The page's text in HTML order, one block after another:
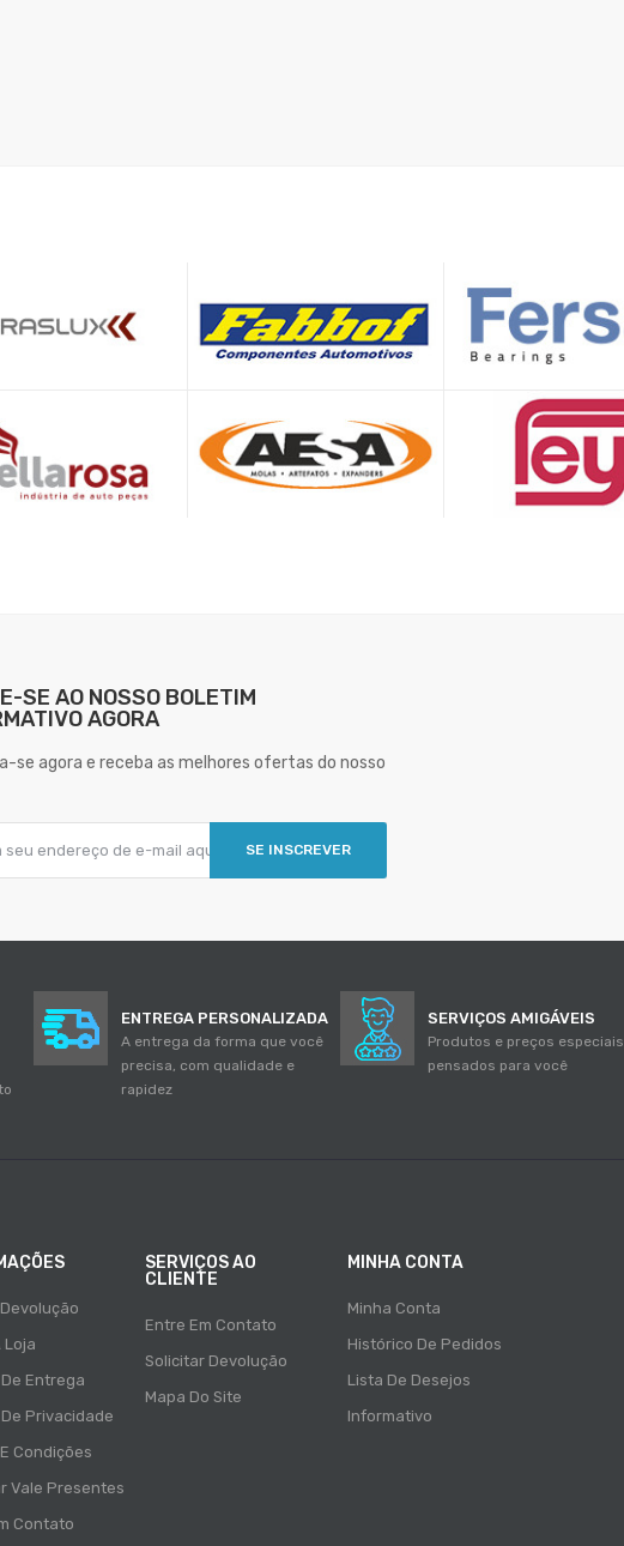
SE AO NOSSO BOLETIM
AGORA
se agora e receba as melhores ofertas do nosso
SE INSCREVER
ENTREGA PERSONALIZADA
A entrega da forma que você
precisa, com qualidade e
rapidez
SERVIÇOS AMIGÁVEIS
Produtos e preços especiais
pensados para você
Loja
Entrega
Privacidade
Condições
Vale Presentes
Contato
SERVIÇOS AO
CLIENTE
Entre Em Contato
Solicitar Devolução
Mapa Do Site
MINHA CONTA
Minha Conta
Histórico De Pedidos
Lista De Desejos
Informativo